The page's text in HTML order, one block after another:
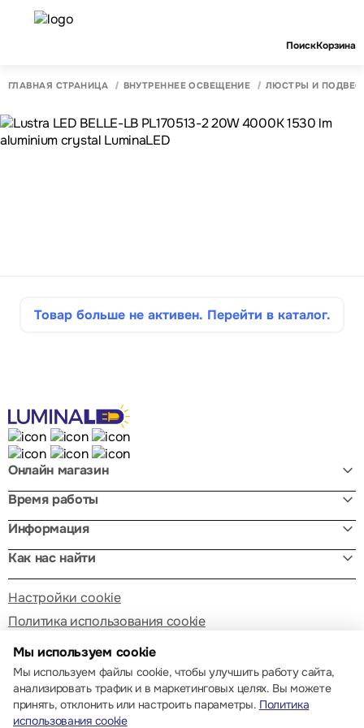
ПоискКорзина
ГЛАВНАЯ СТРАНИЦА ВНУТРЕННЕЕ ОСВЕЩЕНИЕ ЛЮСТРЫ И
Товар больше не активен. Перейти в каталог.
Онлайн магазин
Время работы
Информация
Как нас найти
Настройки cookie
Политика использования cookie
© 2013 – 2026 ECOM
Мы используем cookie
Мы используем файлы cookie, чтобы улучшить работу сайта,
анализировать трафик и в маркетинговых целях. Вы можете
принять, отклонить или настроить параметры. Политика
использования cookie